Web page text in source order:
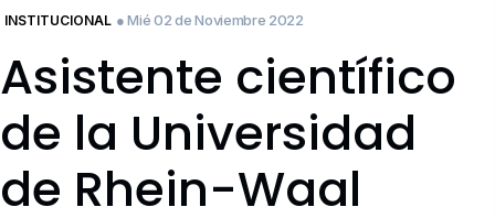
INSTITUCIONAL ● Mié 02 de Noviembre 2022
Asistente científico
de la Universidad
de Rhein-Waal